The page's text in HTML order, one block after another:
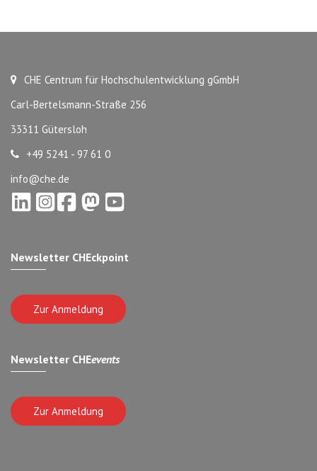
CHE Centrum für Hochschulentwicklung gGmbH
Carl-Bertelsmann-Straße 256
33311 Gütersloh
+49 5241 - 97 61 0
info@che.de
Newsletter CHEckpoint
Zur Anmeldung
Newsletter CHEevents
Zur Anmeldung